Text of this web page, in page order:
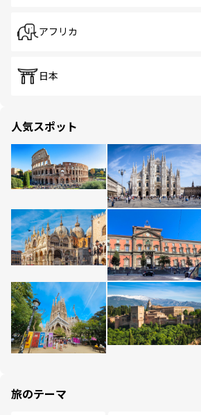
アフリカ
日本
人気スポット
旅のテーマ